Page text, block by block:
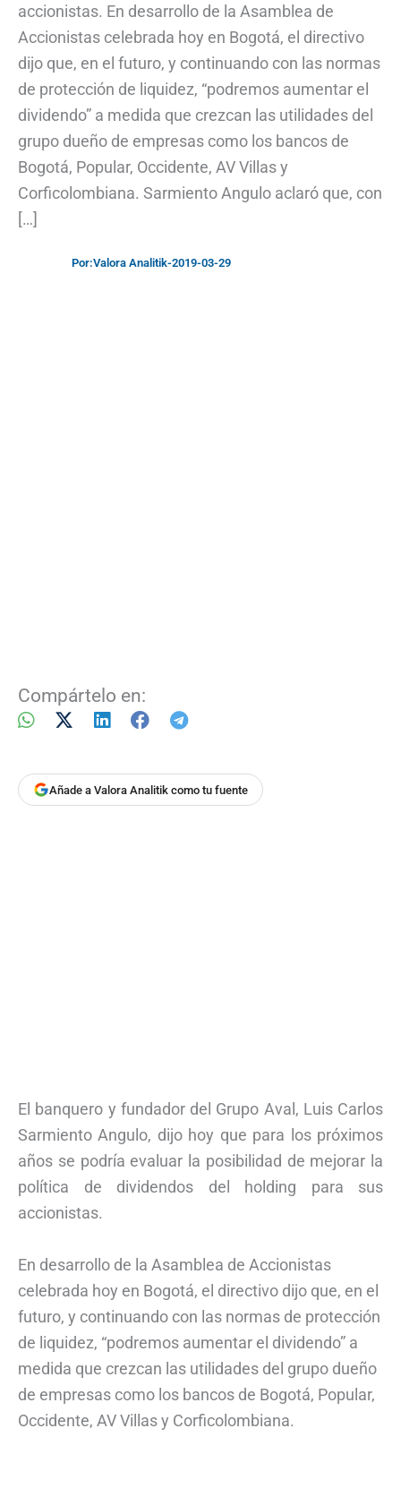
accionistas. En desarrollo de la Asamblea de
Accionistas celebrada hoy en Bogotá, el directivo
dijo que, en el futuro, y continuando con las normas
de protección de liquidez, “podremos aumentar el
dividendo” a medida que crezcan las utilidades del
grupo dueño de empresas como los bancos de
Bogotá, Popular, Occidente, AV Villas y
Corficolombiana. Sarmiento Angulo aclaró que, con
[…]
Por:Valora Analitik-2019-03-29
Compártelo en:
Añade a Valora Analitik como tu fuente
El banquero y fundador del Grupo Aval, Luis Carlos
Sarmiento Angulo, dijo hoy que para los próximos
años se podría evaluar la posibilidad de mejorar la
política de dividendos del holding para sus
accionistas.
En desarrollo de la Asamblea de Accionistas
celebrada hoy en Bogotá, el directivo dijo que, en el
futuro, y continuando con las normas de protección
de liquidez, “podremos aumentar el dividendo” a
medida que crezcan las utilidades del grupo dueño
de empresas como los bancos de Bogotá, Popular,
Occidente, AV Villas y Corficolombiana.